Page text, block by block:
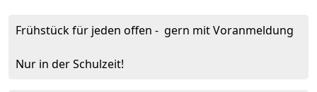
Frühstück für jeden offen - gern mit Voranmeldung
Nur in der Schulzeit!